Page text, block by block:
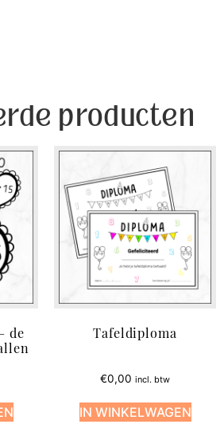
producten
de
Tafeldiploma
€0,00 incl. btw
IN WINKELWAGEN